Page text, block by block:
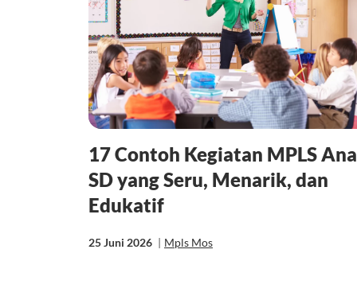
17 Contoh Kegiatan MPLS
SD yang Seru, Menarik, dan
Edukatif
25 Juni 2026 | Mpls Mos